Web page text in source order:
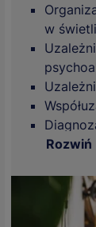
w
klasie
Rozwiń